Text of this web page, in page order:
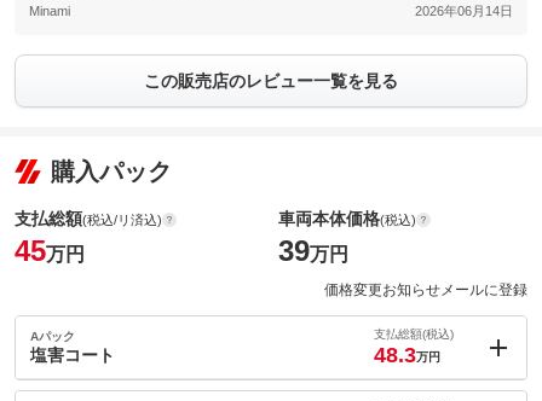
Minami 2026年06月14日
この販売店のレビュー一覧を見る
購入パック
支払総額(税込/リ済込)
45万円
車両本体価格(税込)
39万円
価格変更お知らせメールに登録
Aパック
塩害コート
支払総額(税込)
48.3万円
内：オプシ